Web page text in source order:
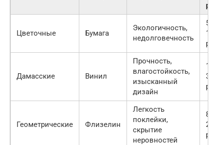
Цветочные Бумага
Экологичность,
недолговечность
Дамасские Винил
Прочность,
влагостойкость,
изысканный
дизайн
Геометрические Флизелин
Легкость
поклейки,
скрытие
неровностей